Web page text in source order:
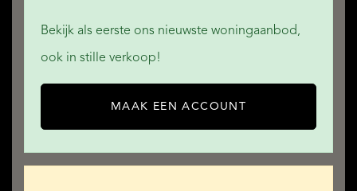
Bekijk als eerste ons nieuwste woningaanbod,
ook in stille verkoop!
MAAK EEN ACCOUNT